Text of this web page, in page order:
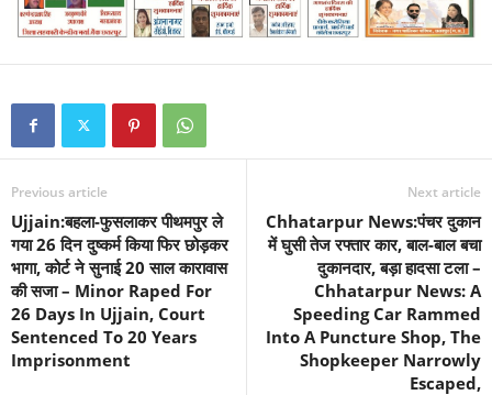
Previous article
Ujjain:बहला-फुसलाकर पीथमपुर ले
गया 26 दिन दुष्कर्म किया फिर छोड़कर
भागा, कोर्ट ने सुनाई 20 साल कारावास
की सजा – Minor Raped For
26 Days In Ujjain, Court
Sentenced To 20 Years
Imprisonment
Next article
Chhatarpur News:पंचर दुकान
में घुसी तेज रफ्तार कार, बाल-बाल बचा
दुकानदार, बड़ा हादसा टला –
Chhatarpur News: A
Speeding Car Rammed
Into A Puncture Shop, The
Shopkeeper Narrowly
Escaped,